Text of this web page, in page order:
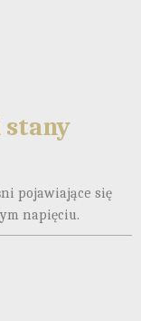
stany
pojawiające się
napięciu.